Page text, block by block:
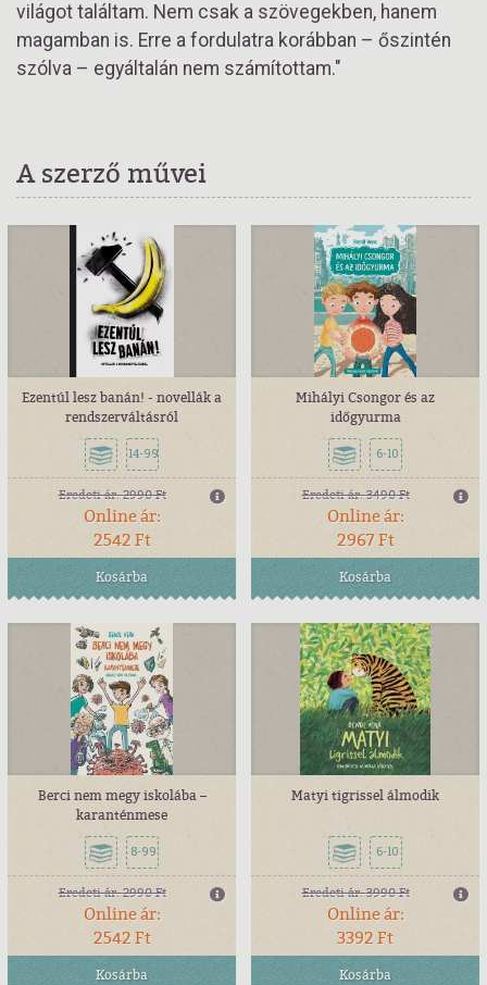
világot találtam. Nem csak a szövegekben, hanem
magamban is. Erre a fordulatra korábban – őszintén
szólva – egyáltalán nem számítottam."
A szerző művei
Ezentúl lesz banán! - novellák a
rendszerváltásról
14-99
Eredeti ár:2990 Ft
Online ár:
2542 Ft
Kosárba
Mihályi Csongor és az
időgyurma
6-10
Eredeti ár:3490 Ft
Online ár:
2967 Ft
Kosárba
Berci nem megy iskolába –
karanténmese
8-99
Eredeti ár:2990 Ft
Online ár:
2542 Ft
Kosárba
Matyi tigrissel álmodik
6-10
Eredeti ár:3990 Ft
Online ár:
3392 Ft
Kosárba